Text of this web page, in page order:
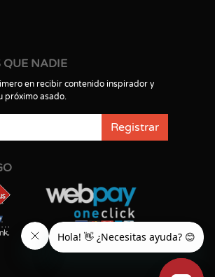
QUE NADIE
en recibir contenido inspirador y
próximo asado.
Registrar